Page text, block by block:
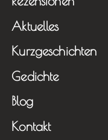
Aktuelles
Kurzgeschichten
Gedichte
Blog
Kontakt